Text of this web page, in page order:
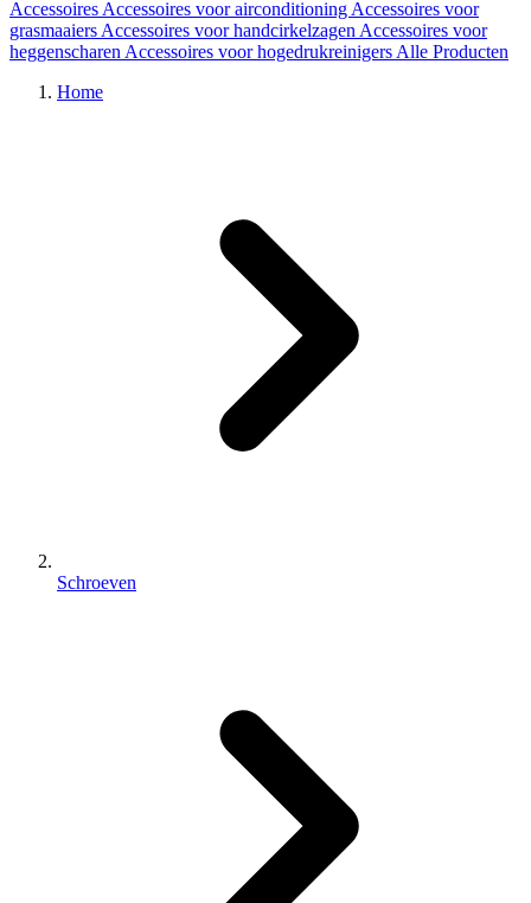
Accessoires Accessoires voor airconditioning Accessoires voor
grasmaaiers Accessoires voor handcirkelzagen Accessoires voor
heggenscharen Accessoires voor hogedrukreinigers Alle Producten
Home
Schroeven